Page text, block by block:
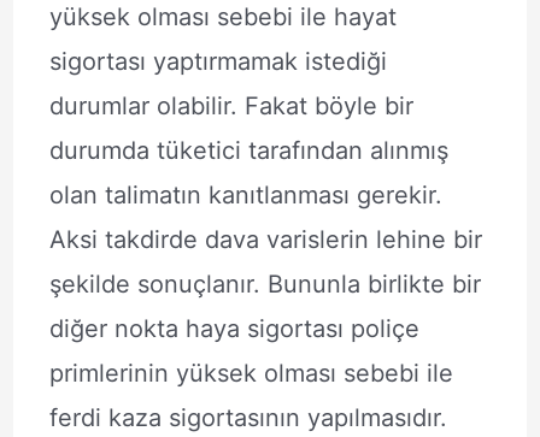
yüksek olması sebebi ile hayat
sigortası yaptırmamak istediği
durumlar olabilir. Fakat böyle bir
durumda tüketici tarafından alınmış
olan talimatın kanıtlanması gerekir.
Aksi takdirde dava varislerin lehine bir
şekilde sonuçlanır. Bununla birlikte bir
diğer nokta haya sigortası poliçe
primlerinin yüksek olması sebebi ile
ferdi kaza sigortasının yapılmasıdır.